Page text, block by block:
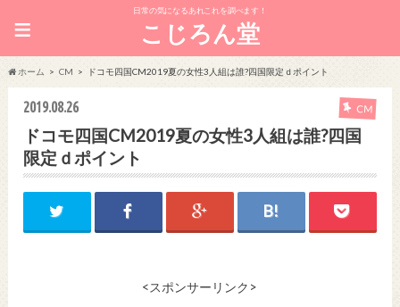
日常の気になるあれこれを調べます！
こじろん堂
≡
ホーム CM ドコモ四国CM2019夏の女性3人組は誰?四国限定ｄポイント
2019.08.26 CM
ドコモ四国CM2019夏の女性3人組は誰?四国
限定ｄポイント
<スポンサーリンク>